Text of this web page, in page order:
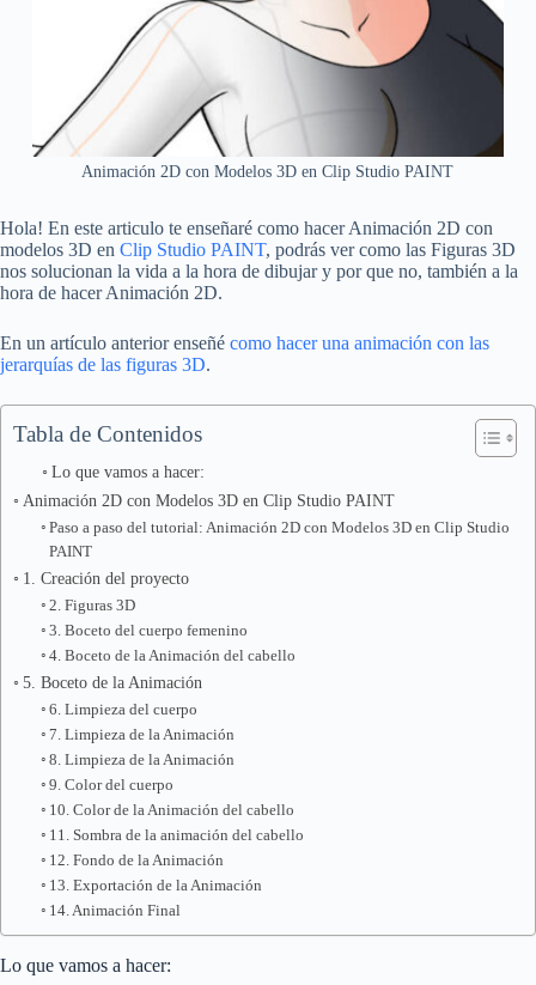
Animación 2D con Modelos 3D en Clip Studio PAINT
Hola! En este articulo te enseñaré como hacer Animación 2D con
modelos 3D en Clip Studio PAINT, podrás ver como las Figuras 3D
nos solucionan la vida a la hora de dibujar y por que no, también a la
hora de hacer Animación 2D.
En un artículo anterior enseñé como hacer una animación con las
jerarquías de las figuras 3D.
Tabla de Contenidos
Lo que vamos a hacer:
Animación 2D con Modelos 3D en Clip Studio PAINT
Paso a paso del tutorial: Animación 2D con Modelos 3D en Clip Studio
PAINT
1. Creación del proyecto
2. Figuras 3D
3. Boceto del cuerpo femenino
4. Boceto de la Animación del cabello
5. Boceto de la Animación
6. Limpieza del cuerpo
7. Limpieza de la Animación
8. Limpieza de la Animación
9. Color del cuerpo
10. Color de la Animación del cabello
11. Sombra de la animación del cabello
12. Fondo de la Animación
13. Exportación de la Animación
14. Animación Final
Lo que vamos a hacer: